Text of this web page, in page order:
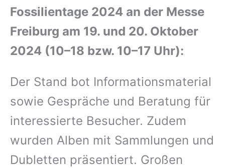
Fossilientage 2024 an der Messe
Freiburg am 19. und 20. Oktober
2024 (10–18 bzw. 10–17 Uhr):
Der Stand bot Informationsmaterial
sowie Gespräche und Beratung für
interessierte Besucher. Zudem
wurden Alben mit Sammlungen und
Dubletten präsentiert. Großen